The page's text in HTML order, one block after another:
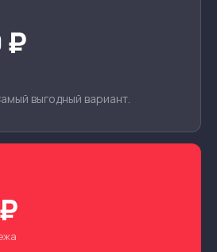
₽
выгодный вариант.